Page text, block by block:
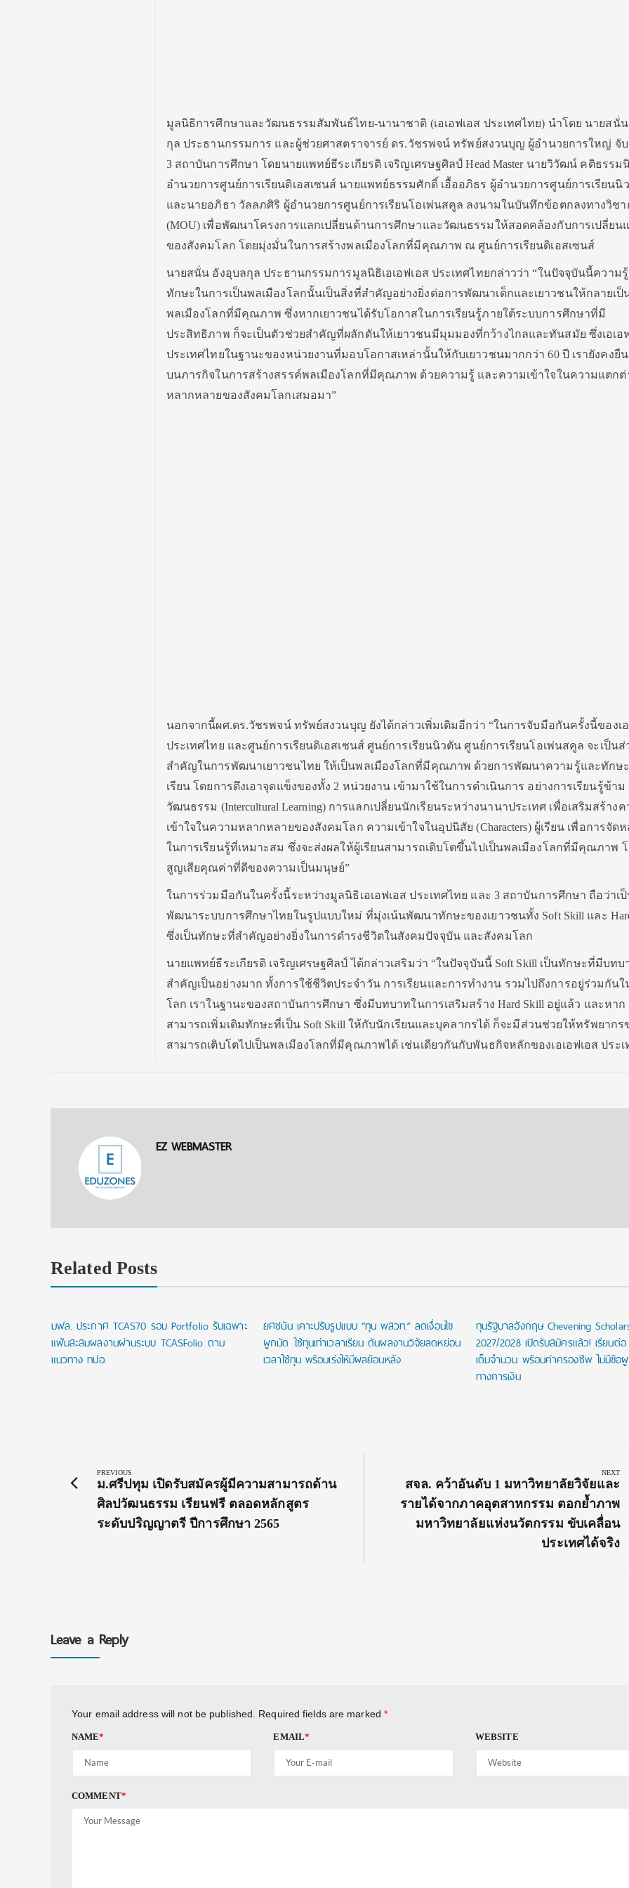
มูลนิธิการศึกษาและวัฒนธรรมสัมพันธ์ไทย-นานาชาติ (เอเอฟเอส ประเทศไทย) นำโดย นายสนั่
กุล ประธานกรรมการ และผู้ช่วยศาสตราจารย์ ดร.วัชรพจน์ ทรัพย์สงวนบุญ ผู้อำนวยการใหญ่ จั
3 สถาบันการศึกษา โดยนายแพทย์ธีระเกียรติ เจริญเศรษฐศิลป์ Head Master นายวิวัฒน์ คติธรรม
อำนวยการศูนย์การเรียนดิเอสเซนส์ นายแพทย์ธรรมศักดิ์ เอื้ออภิธร ผู้อำนวยการศูนย์การเรียนนิ
และนายอภิธา วัลลภศิริ ผู้อำนวยการศูนย์การเรียนโอเพ่นสคูล ลงนามในบันทึกข้อตกลงทางวิชา
(MOU) เพื่อพัฒนาโครงการแลกเปลี่ยนด้านการศึกษาและวัฒนธรรมให้สอดคล้องกับการเปลี่ยน
ของสังคมโลก โดยมุ่งมั่นในการสร้างพลเมืองโลกที่มีคุณภาพ ณ ศูนย์การเรียนดิเอสเซนส์
นายสนั่น อังอุบลกุล ประธานกรรมการมูลนิธิเอเอฟเอส ประเทศไทยกล่าวว่า “ในปัจจุบันนี้ความ
ทักษะในการเป็นพลเมืองโลกนั้นเป็นสิ่งที่สำคัญอย่างยิ่งต่อการพัฒนาเด็กและเยาวชนให้กลายเป็
พลเมืองโลกที่มีคุณภาพ ซึ่งหากเยาวชนได้รับโอกาสในการเรียนรู้ภายใต้ระบบการศึกษาที่มี
ประสิทธิภาพ ก็จะเป็นตัวช่วยสำคัญที่ผลักดันให้เยาวชนมีมุมมองที่กว้างไกลและทันสมัย ซึ่งเอเอ
ประเทศไทยในฐานะของหน่วยงานที่มอบโอกาสเหล่านั้นให้กับเยาวชนมากกว่า 60 ปี เรายังคงยื
บนภารกิจในการสร้างสรรค์พลเมืองโลกที่มีคุณภาพ ด้วยความรู้ และความเข้าใจในความแตกต่
หลากหลายของสังคมโลกเสมอมา”
นอกจากนี้ผศ.ดร.วัชรพจน์ ทรัพย์สงวนบุญ ยังได้กล่าวเพิ่มเติมอีกว่า “ในการจับมือกันครั้งนี้ของเอ
ประเทศไทย และศูนย์การเรียนดิเอสเซนส์ ศูนย์การเรียนนิวตัน ศูนย์การเรียนโอเพ่นสคูล จะเป็นส่
สำคัญในการพัฒนาเยาวชนไทย ให้เป็นพลเมืองโลกที่มีคุณภาพ ด้วยการพัฒนาความรู้และทักษ
เรียน โดยการดึงเอาจุดแข็งของทั้ง 2 หน่วยงาน เข้ามาใช้ในการดำเนินการ อย่างการเรียนรู้ข้าม
วัฒนธรรม (Intercultural Learning) การแลกเปลี่ยนนักเรียนระหว่างนานาประเทศ เพื่อเสริมสร้างค
เข้าใจในความหลากหลายของสังคมโลก ความเข้าใจในอุปนิสัย (Characters) ผู้เรียน เพื่อการจัด
ในการเรียนรู้ที่เหมาะสม ซึ่งจะส่งผลให้ผู้เรียนสามารถเติบโตขึ้นไปเป็นพลเมืองโลกที่มีคุณภาพ
สูญเสียคุณค่าที่ดีของความเป็นมนุษย์”
ในการร่วมมือกันในครั้งนี้ระหว่างมูลนิธิเอเอฟเอส ประเทศไทย และ 3 สถาบันการศึกษา ถือว่าเ
พัฒนาระบบการศึกษาไทยในรูปแบบใหม่ ที่มุ่งเน้นพัฒนาทักษะของเยาวชนทั้ง Soft Skill และ
ซึ่งเป็นทักษะที่สำคัญอย่างยิ่งในการดำรงชีวิตในสังคมปัจจุบัน และสังคมโลก
นายแพทย์ธีระเกียรติ เจริญเศรษฐศิลป์ ได้กล่าวเสริมว่า “ในปัจจุบันนี้ Soft Skill เป็นทักษะที่มีบทบ
สำคัญเป็นอย่างมาก ทั้งการใช้ชีวิตประจำวัน การเรียนและการทำงาน รวมไปถึงการอยู่ร่วมกันใ
โลก เราในฐานะของสถาบันการศึกษา ซึ่งมีบทบาทในการเสริมสร้าง Hard Skill อยู่แล้ว และหาก
สามารถเพิ่มเติมทักษะที่เป็น Soft Skill ให้กับนักเรียนและบุคลากรได้ ก็จะมีส่วนช่วยให้ทรัพยากร
สามารถเติบโตไปเป็นพลเมืองโลกที่มีคุณภาพได้ เช่นเดียวกันกับพันธกิจหลักของเอเอฟเอส ประเ
EZ WEBMASTER
Related Posts
มฟล. ประกาศ TCAS70 รอบ Portfolio รับเฉพาะ
แฟ้มสะสมผลงานผ่านระบบ TCASFolio ตาม
แนวทาง ทปอ.
ยศชนัน เคาะปรับรูปแบบ “ทุน พสวท.” ลดเงื่อนไข
ผูกมัด ใช้ทุนเท่าเวลาเรียน ดันผลงานวิจัยลดหย่อน
เวลาใช้ทุน พร้อมเร่งให้มีผลย้อนหลัง
ทุนรัฐบาลอังกฤษ Chevening
2027/2028 เปิดรับสมัครแล้ว! เรียนต่
เต็มจำนวน พร้อมค่าครองชีพ ไม่มีข้อ
ทางการเงิน
navigation
PREVIOUS
Previous
Post:
ม.ศรีปทุม เปิดรับสมัครผู้มีความสามารถด้าน
ศิลปวัฒนธรรม เรียนฟรี ตลอดหลักสูตร
ระดับปริญญาตรี ปีการศึกษา 2565
NEXT
Next
Post:
สจล. คว้าอันดับ 1 มหาวิทยาลัยวิจัยและ
รายได้จากภาคอุตสาหกรรม ตอกย้ำภาพ
มหาวิทยาลัยแห่งนวัตกรรม ขับเคลื่อน
ประเทศได้จริง
Leave a Reply
Your email address will not be published. Required fields are marked *
NAME* EMAIL* WEBSITE
COMMENT*